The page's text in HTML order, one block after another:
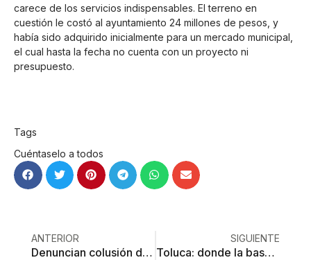
carece de los servicios indispensables. El terreno en
cuestión le costó al ayuntamiento 24 millones de pesos, y
había sido adquirido inicialmente para un mercado municipal,
el cual hasta la fecha no cuenta con un proyecto ni
presupuesto.
Tags
Cuéntaselo a todos
ANTERIOR
Denuncian colusión de juezas con agresor de mujeres
SIGUIENTE
Toluca: donde la basura vale oro